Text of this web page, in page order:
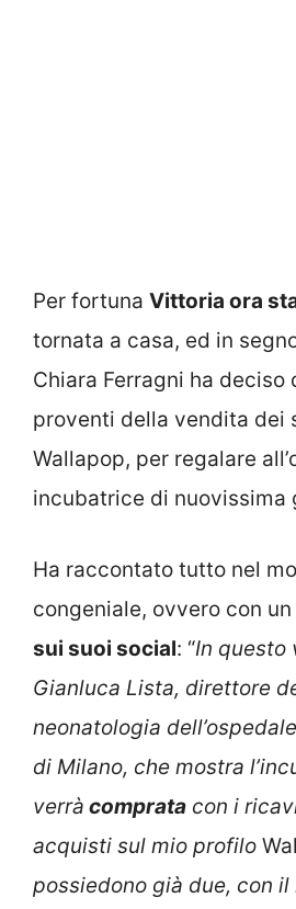
Per fortuna Vittoria ora
tornata a casa, ed in
Chiara Ferragni ha deciso
proventi della vendita dei
Wallapop, per regalare
incubatrice di nuovissima
Ha raccontato tutto nel
congeniale, ovvero con un
sui suoi social: “In questo
Gianluca Lista, direttore
neonatologia
di Milano, che mostra
verrà comprata con i
acquisti sul mio profilo
possiedono già due, con il